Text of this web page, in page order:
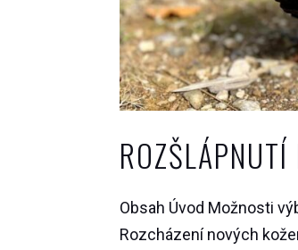
Obsah Úvod Možnosti
Rozcházení nových